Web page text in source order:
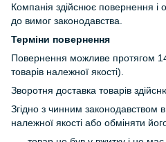
Компанія здійснює повернення і
до вимог законодавства.
Терміни повернення
Повернення можливе протягом
товарів належної якості).
Зворотня доставка товарів
Згідно з чинним законодавством
належної якості або обміняти